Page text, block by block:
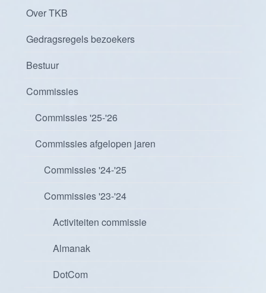
Over TKB
Gedragsregels bezoekers
Bestuur
Commissies
Commissies '25-'26
Commissies afgelopen jaren
Commissies '24-'25
Commissies '23-'24
Activiteiten commissie
Almanak
DotCom